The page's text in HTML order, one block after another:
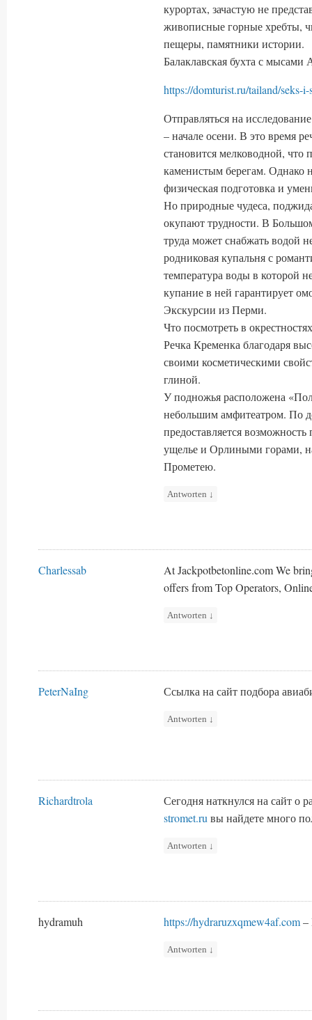
курортах, зачастую не
живописные горные хребты,
пещеры, памятники истории.
Балаклавская бухта с
https://domturist.ru/tailand/seks-
Отправляться на
– начале осени. В это время
становится мелководной, что
каменистым берегам. Однако
физическая подготовка и
Но природные чудеса,
окупают трудности. В
труда может снабжать водой
родниковая купальня с
температура воды в которой
купание в ней гарантирует
Экскурсии из Перми.
Что посмотреть в
Речка Кременка благодаря
своими косметическими
глиной.
У подножья расположена
небольшим амфитеатром. По
предоставляется
ущелье и Орлиными горами,
Прометею.
Antworten ↓
Charlessab
At Jackpotbetonline.com We
offers from Top Operators,
Antworten ↓
PeterNaIng Ссылка на сайт подбора
Antworten ↓
Richardtrola
Сегодня наткнулся на сайт о
stromet.ruвы найдете много
Antworten ↓
hydramuh https://hydraruzxqmew4af.com–
Antworten ↓